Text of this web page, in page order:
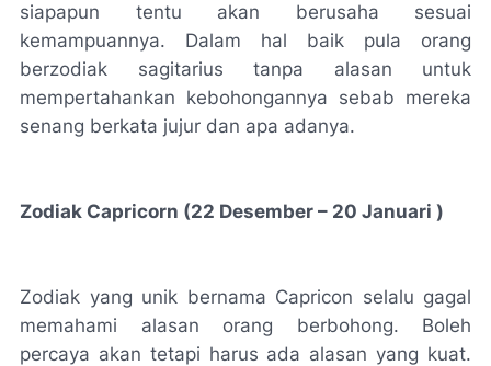
siapapun tentu akan berusaha sesuai
kemampuannya. Dalam hal baik pula orang
berzodiak sagitarius tanpa alasan untuk
mempertahankan kebohongannya sebab mereka
senang berkata jujur dan apa adanya.
Zodiak Capricorn (22 Desember – 20 Januari )
Zodiak yang unik bernama Capricon selalu gagal
memahami alasan orang berbohong. Boleh
percaya akan tetapi harus ada alasan yang kuat.